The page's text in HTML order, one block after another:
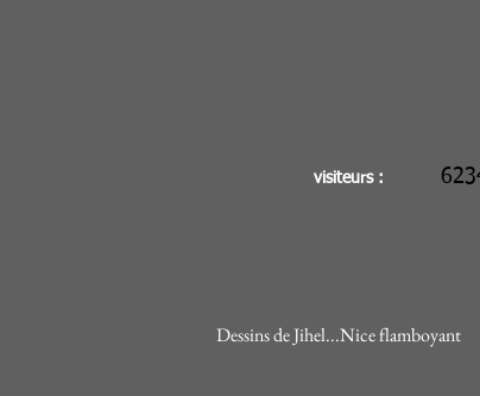
visiteurs :
Dessins de Jihel...Nice flamboyant